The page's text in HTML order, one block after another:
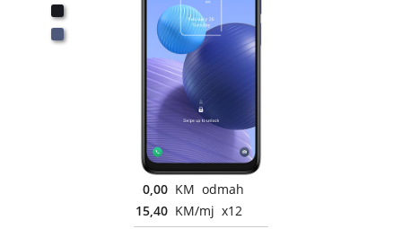
0,00 KM odmah
15,40 KM/mj x12